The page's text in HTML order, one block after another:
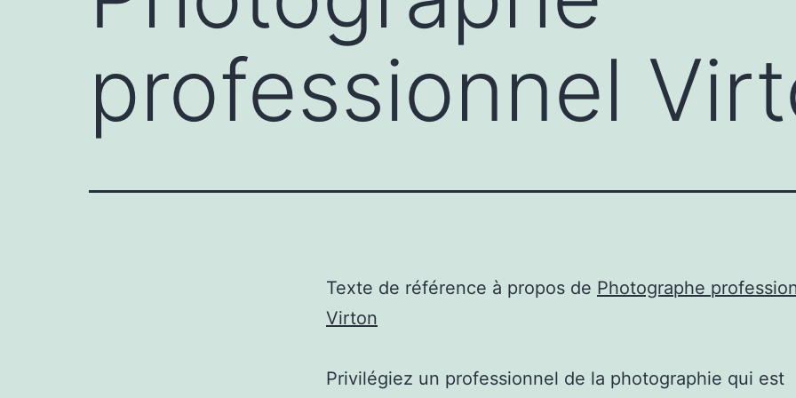
professionnel
Texte de référence à propos de Photographe
Virton
Privilégiez un professionnel de la photographie qui est